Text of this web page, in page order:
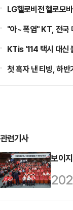
LG헬로비전 헬로모
"아~ 폭염" KT, 전국
KTis '114 택시 대신
첫 흑자 낸 티빙, 하
관련기사
보이
로